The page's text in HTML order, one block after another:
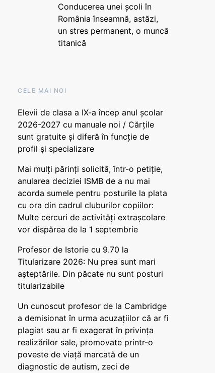
Conducerea unei școli în
România înseamnă, astăzi,
un stres permanent, o muncă
titanică
CELE MAI NOI
Elevii de clasa a IX-a încep anul școlar
2026-2027 cu manuale noi / Cărțile
sunt gratuite și diferă în funcție de
profil și specializare
Mai mulți părinți solicită, într-o petiție,
anularea deciziei ISMB de a nu mai
acorda sumele pentru posturile la plata
cu ora din cadrul cluburilor copiilor:
Multe cercuri de activități extrașcolare
vor dispărea de la 1 septembrie
Profesor de Istorie cu 9.70 la
Titularizare 2026: Nu prea sunt mari
așteptările. Din păcate nu sunt posturi
titularizabile
Un cunoscut profesor de la Cambridge
a demisionat în urma acuzațiilor că ar fi
plagiat sau ar fi exagerat în privința
realizărilor sale, promovate printr-o
poveste de viață marcată de un
diagnostic de autism, zeci de